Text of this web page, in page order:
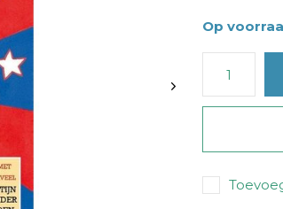
Op